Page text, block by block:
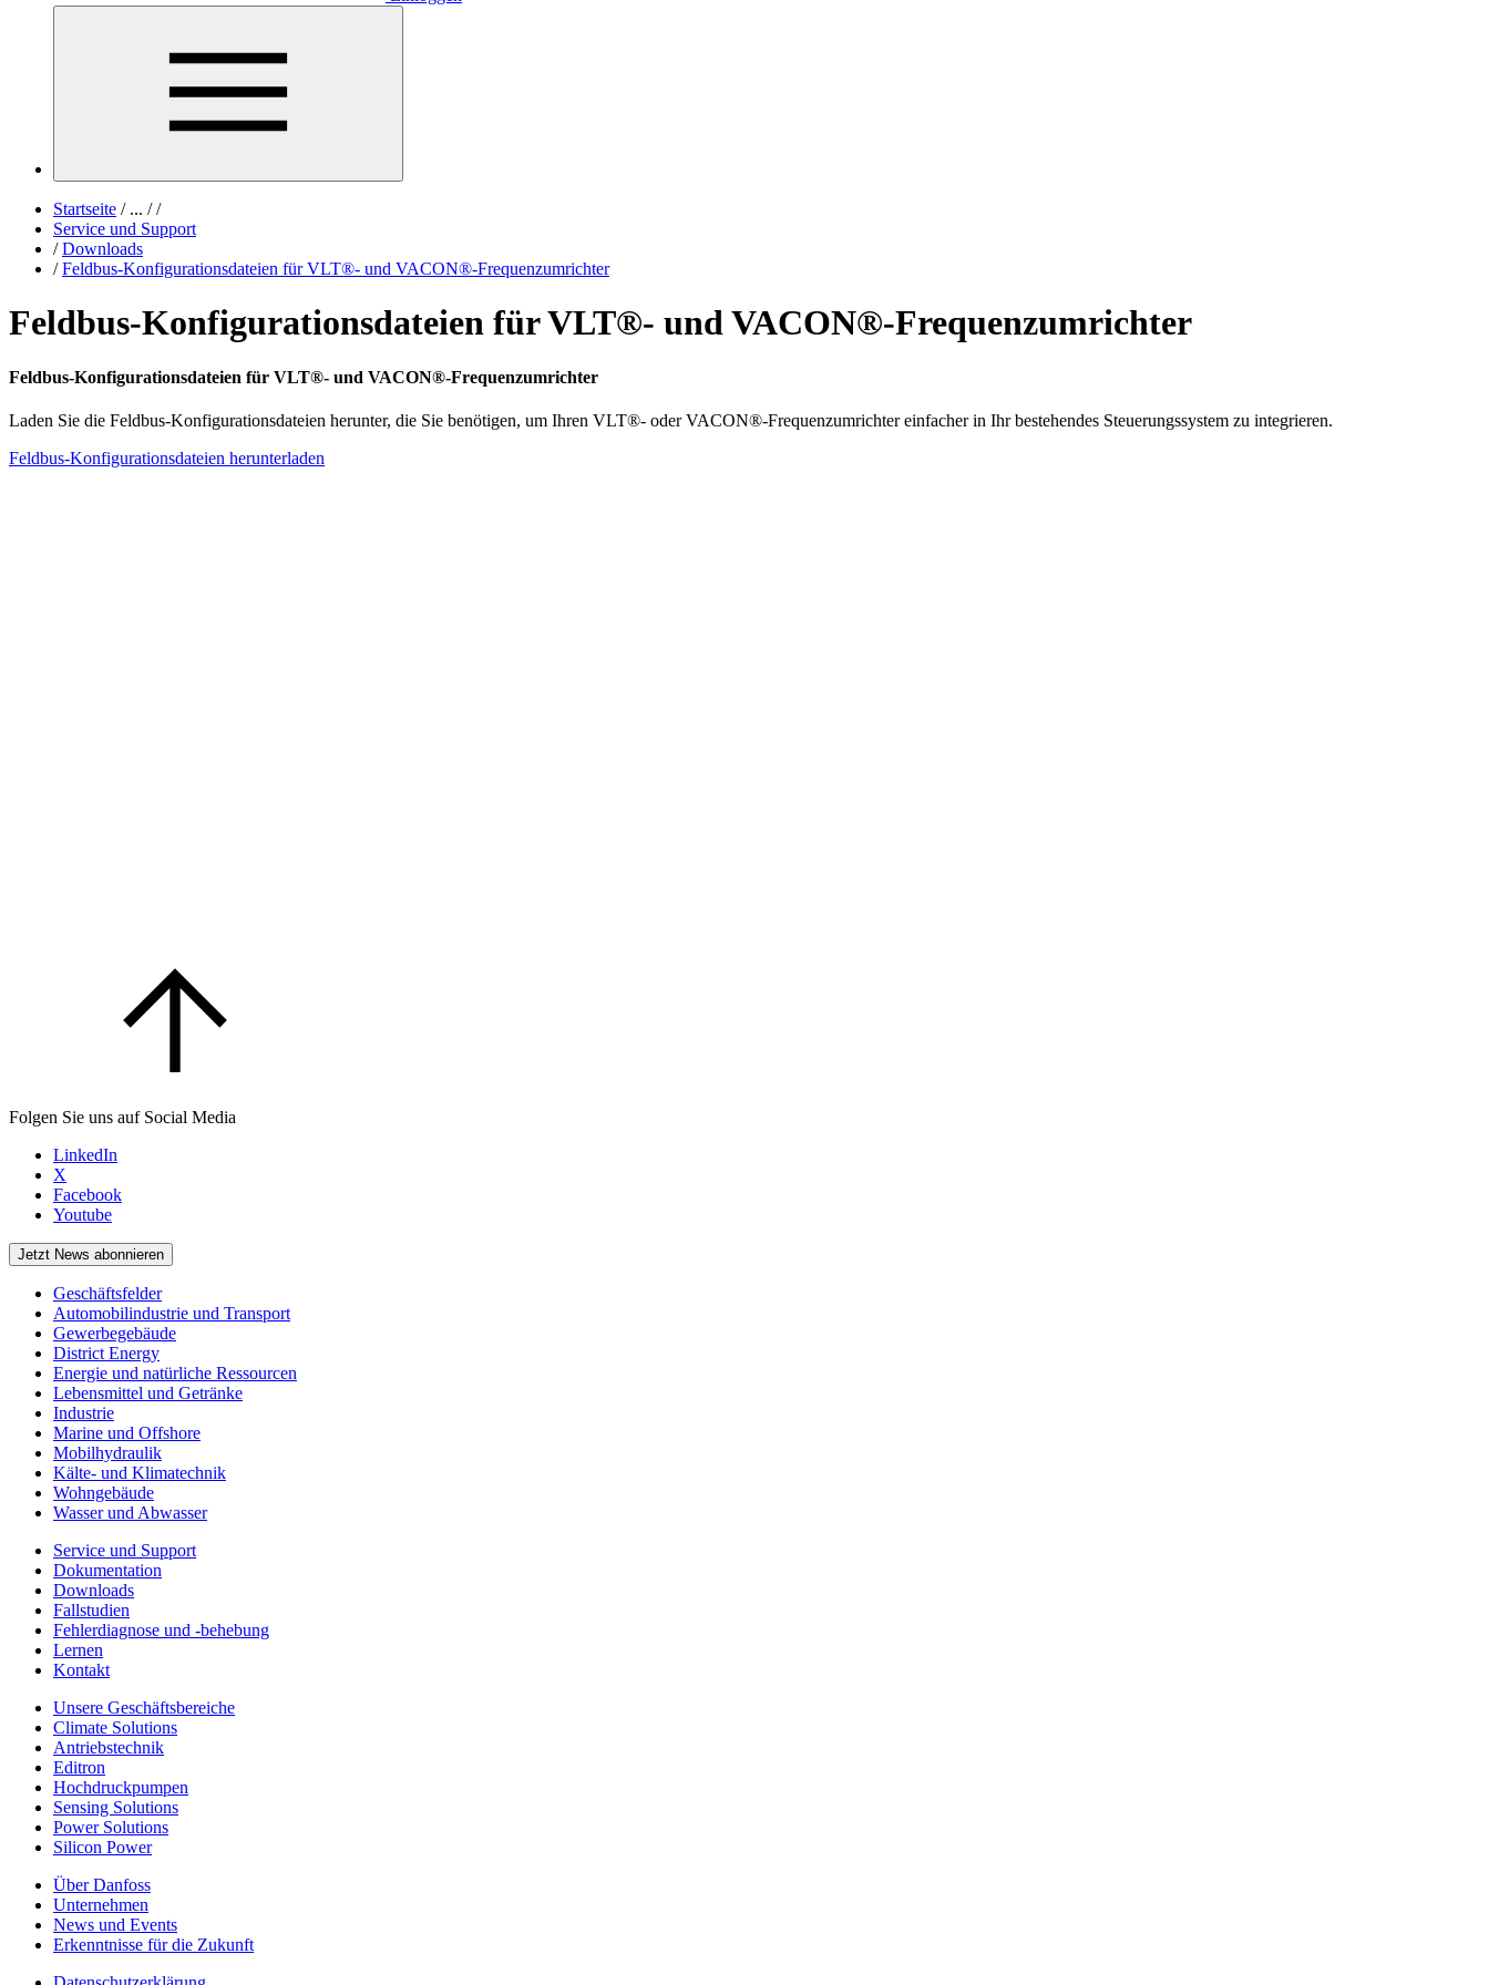
Startseite /... / /
Service und Support
/ Downloads
/ Feldbus-Konfigurationsdateien für VLT®- und VACON®-Frequenzumrichter
Feldbus-Konfigurationsdateien für VLT®- und VACON®-Frequenzumrichter
Feldbus-Konfigurationsdateien für VLT®- und VACON®-Frequenzumrichter
Laden Sie die Feldbus-Konfigurationsdateien herunter, die Sie benötigen, um Ihren VLT®- oder VACON®-Frequenzumrichter einfacher in Ihr bestehendes Steuerungssystem zu integrieren.
Feldbus-Konfigurationsdateien herunterladen
Folgen Sie uns auf Social Media
LinkedIn
X
Facebook
Youtube
Jetzt News abonnieren
Geschäftsfelder
Automobilindustrie und Transport
Gewerbegebäude
District Energy
Energie und natürliche Ressourcen
Lebensmittel und Getränke
Industrie
Marine und Offshore
Mobilhydraulik
Kälte- und Klimatechnik
Wohngebäude
Wasser und Abwasser
Service und Support
Dokumentation
Downloads
Fallstudien
Fehlerdiagnose und -behebung
Lernen
Kontakt
Unsere Geschäftsbereiche
Climate Solutions
Antriebstechnik
Editron
Hochdruckpumpen
Sensing Solutions
Power Solutions
Silicon Power
Über Danfoss
Unternehmen
News und Events
Erkenntnisse für die Zukunft